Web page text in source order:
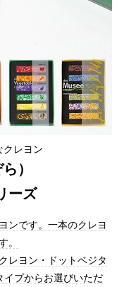
クレヨン
）
ーズ
ンです。一本のクレヨ
。
レヨン・ドットベジタ
イプからお選びいただ